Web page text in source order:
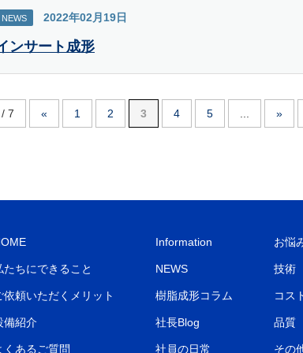
NEWS 2022年02月19日
ンサート成形
7 « 1 2 3 4 5 »
たちにできること
依頼いただくメリット
備紹介
くあるご質問
Information
NEWS
樹脂成形コラム
社長Blog
社員の日常
お悩
技術
コス
品質
その